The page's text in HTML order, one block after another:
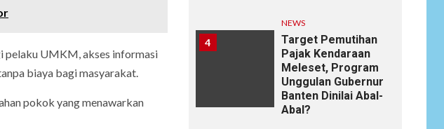
pelaku UMKM, akses informasi
biaya bagi masyarakat.
pokok yang menawarkan
4
NEWS
Target Pemutihan
Pajak Kendaraan
Meleset, Program
Unggulan Gubernur
Banten Dinilai Abal-
Abal?